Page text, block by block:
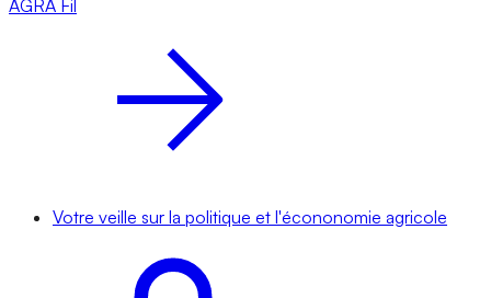
AGRA Fil
Votre veille sur la politique et l'écononomie agricole